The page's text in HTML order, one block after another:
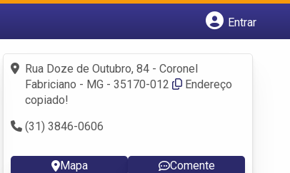
Entrar
Fazer login
Criar conta
Rua Doze de Outubro, 84 - Coronel
Fabriciano - MG - 35170-012
Endereço
copiado!
(31) 3846-0606
Mapa Comente